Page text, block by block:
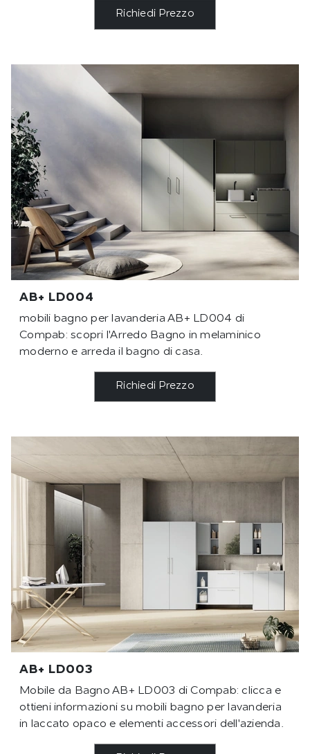
Richiedi Prezzo
AB+ LD004
mobili bagno per lavanderia AB+ LD004 di
Compab: scopri l'Arredo Bagno in melaminico
moderno e arreda il bagno di casa.
Richiedi Prezzo
AB+ LD003
Mobile da Bagno AB+ LD003 di Compab: clicca e
ottieni informazioni su mobili bagno per lavanderia
in laccato opaco e elementi accessori dell'azienda.